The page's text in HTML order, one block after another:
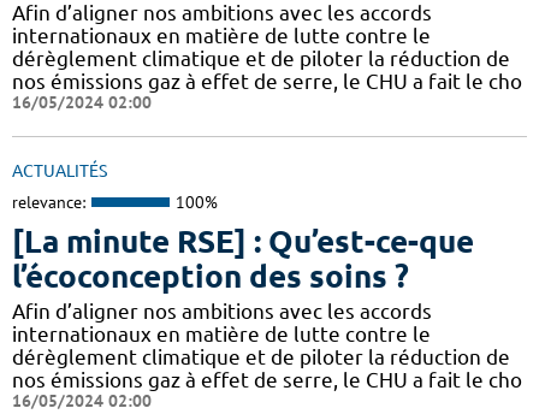
Afin d’aligner nos ambitions avec les accords
internationaux en matière de lutte contre le
dérèglement climatique et de piloter la réduction de
nos émissions gaz à effet de serre, le CHU a fait le cho
16/05/2024 02:00
ACTUALITÉS
relevance: 100%
[La minute RSE] : Qu’est-ce-que
l’écoconception des soins ?
Afin d’aligner nos ambitions avec les accords
internationaux en matière de lutte contre le
dérèglement climatique et de piloter la réduction de
nos émissions gaz à effet de serre, le CHU a fait le cho
16/05/2024 02:00